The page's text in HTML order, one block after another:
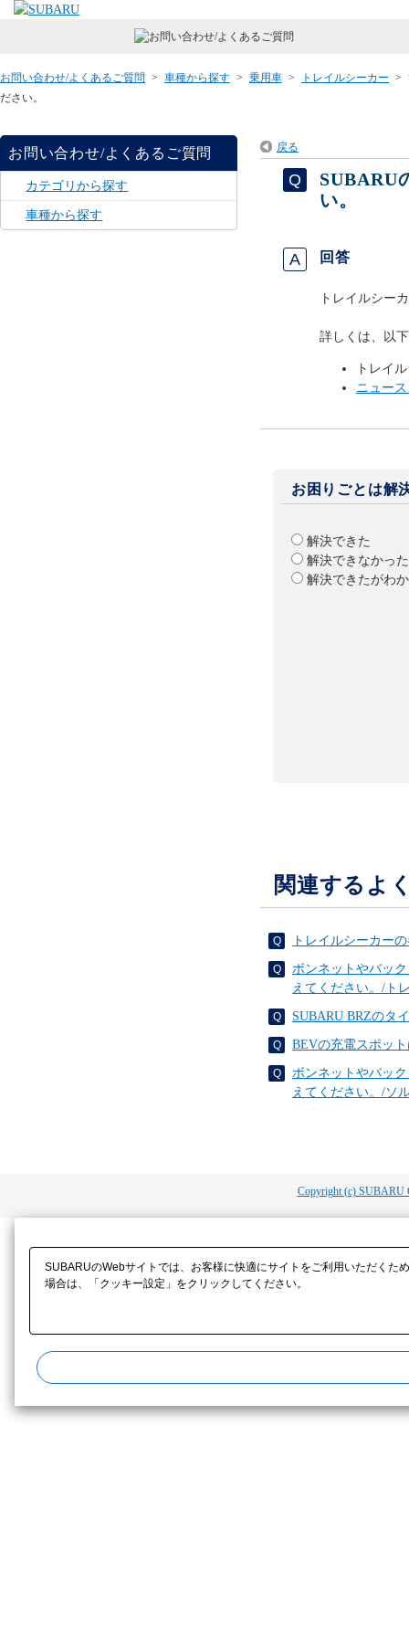
お問い合わせ/よくあるご質問 > 車種から探す > 乗用車 > トレイルシーカー >
ださい。
お問い合わせ/よくあるご質問
カテゴリから探す
車種から探す
戻る
SUBARU
い。
回答
トレイルシー
詳しくは、以
トレイ
ニュー
お困りごとは解
解決できた
解決できなかった
解決できたがわ
関連するよ
トレイルシーカー
ボンネットやバッ
えてください。/ト
SUBARU BRZのタ
BEVの充電スポッ
ボンネットやバッ
えてください。/ソ
Copyright (c) SUBARU
SUBARUのWebサイトでは、お客様に快適にサイトをご利用いただく
場合は、「クッキー設定」をクリックしてください。​